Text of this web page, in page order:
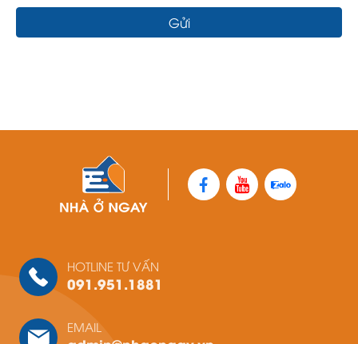
Gửi
HOTLINE TƯ VẤN
091.951.1881
EMAIL